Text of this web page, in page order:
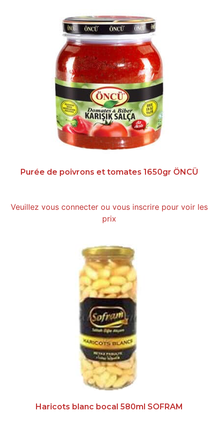
Purée de poivrons et tomates 1650gr ÖNCÜ
Veuillez vous connecter ou vous inscrire pour voir les
prix
Haricots blanc bocal 580ml SOFRAM